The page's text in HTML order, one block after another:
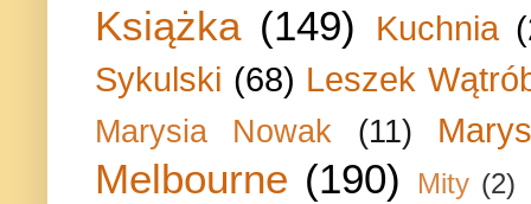
Książka (149) Kuchnia
Sykulski (68) Leszek
Marysia Nowak (11)
Melbourne (190) Mity (2)